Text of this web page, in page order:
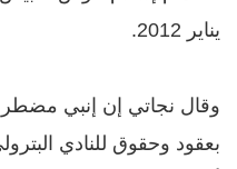
يناير 2012.
وقال نجاتي إن إنبي مضطر
بعقود وحقوق للنادي